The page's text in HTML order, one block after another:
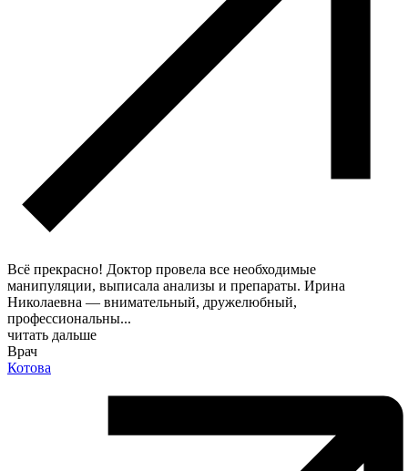
Всё прекрасно! Доктор провела все необходимые
манипуляции, выписала анализы и препараты. Ирина
Николаевна — внимательный, дружелюбный,
профессиональны...
читать дальше
Врач
Котова